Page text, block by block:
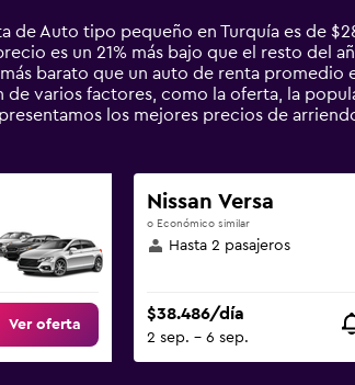
de Auto tipo pequeño en Turquía es de
es un 21% más bajo que el resto del
barato que un auto de renta
de varios factores, como la oferta, la
los mejores precios de
Ver oferta
Nissan Versa
o Económico similar
Hasta 2 pasajeros
$38.486/día
2 sep. - 6 sep.